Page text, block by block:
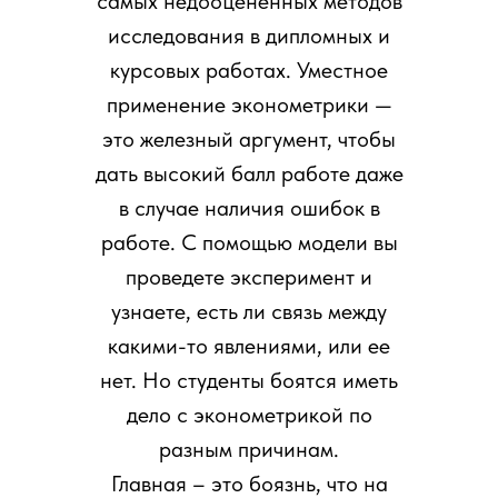
исследования в дипломных и
курсовых работах. Уместное
применение эконометрики —
это железный аргумент, чтобы
дать высокий балл работе даже
в случае наличия ошибок в
работе. С помощью модели вы
проведете эксперимент и
узнаете, есть ли связь между
какими-то явлениями, или ее
нет. Но студенты боятся иметь
дело с эконометрикой по
разным причинам.
Главная – это боязнь, что на